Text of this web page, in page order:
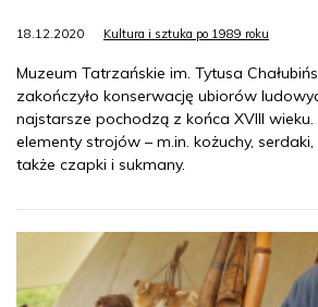
18.12.2020 Kultura i sztuka po 1989 roku
Muzeum Tatrzańskie im. Tytusa
zakończyło konserwację ubiorów
najstarsze pochodzą z końca XVIII wieku.
elementy strojów – m.in. kożuchy,
także czapki i sukmany.